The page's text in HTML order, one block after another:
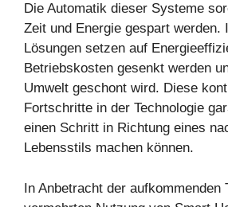
Die Automatik dieser Systeme
Zeit und Energie gespart werden.
Lösungen setzen auf
Betriebskosten gesenkt werden
Umwelt geschont wird. Diese
Fortschritte in der Technologie
einen Schritt in Richtung eines
Lebensstils machen können.
In Anbetracht der aufkommenden